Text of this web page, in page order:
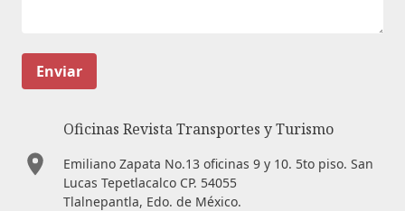
Enviar
Oficinas Revista Transportes y Turismo
Emiliano Zapata No.13 oficinas 9 y 10. 5to piso. San
Lucas Tepetlacalco CP. 54055
Tlalnepantla, Edo. de México.